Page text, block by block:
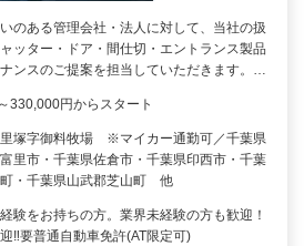
のある管理会社・法人に対して、当社の扱
ッター・ドア・間仕切・エントランス製品
ンスのご提案を担当していただきます。…
330,000円からスタート
塚字御料牧場 ※マイカー通勤可／千葉県
里市・千葉県佐倉市・千葉県印西市・千葉
・千葉県山武郡芝山町 他
験をお持ちの方。業界未経験の方も歓迎！
‼要普通自動車免許(AT限定可)